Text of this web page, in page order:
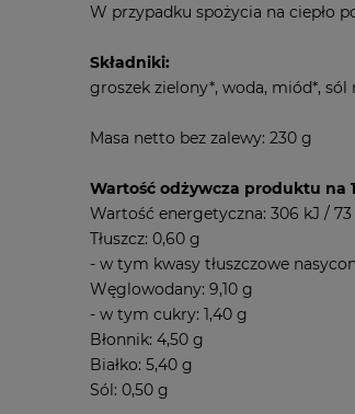
W przypadku spożycia na ciepło
Składniki:
groszek zielony*, woda, miód*,
Masa netto bez zalewy: 230 g
Wartość odżywcza produktu na
Wartość energetyczna: 306 kJ / 73
Tłuszcz: 0,60 g
- w tym kwasy tłuszczowe
Węglowodany: 9,10 g
- w tym cukry: 1,40 g
Błonnik: 4,50 g
Białko: 5,40 g
Sól: 0,50 g